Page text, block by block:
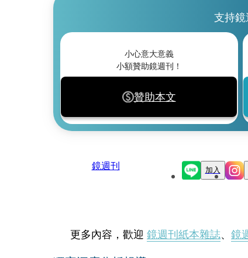
支持
小心意大意義
小額贊助鏡週刊！
贊助本文
鏡週刊 加入
更多內容，歡迎 鏡週刊紙本雜誌、 鏡